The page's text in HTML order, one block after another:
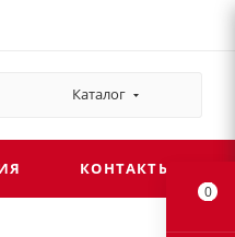
Каталог
КОНТАКТЫ
0